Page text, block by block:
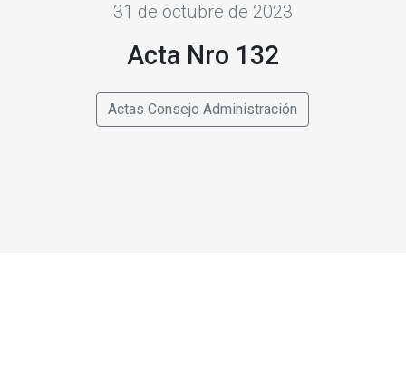
31 de octubre de 2023
Acta Nro 132
Actas Consejo Administración